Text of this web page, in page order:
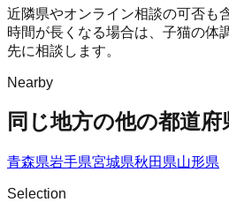
近隣県やオンライン相談の可否も
時間が長くなる場合は、子猫の体
先に相談します。
Nearby
同じ地方の他の都道府
青森県岩手県宮城県秋田県山形県
Selection